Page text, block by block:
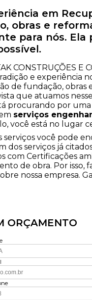
em
obras e
para nós. Ela
CONSTRUÇÕES E
e experiência
de fundação, obras
que atuamos
procurando por
serviços
você está no lugar
serviços você pode
dos serviços já
com Certificações
de obra. Por isso,
nossa empresa.
ORÇAMENTO